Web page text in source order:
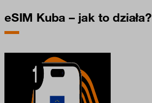
eSIM Kuba – jak to działa?